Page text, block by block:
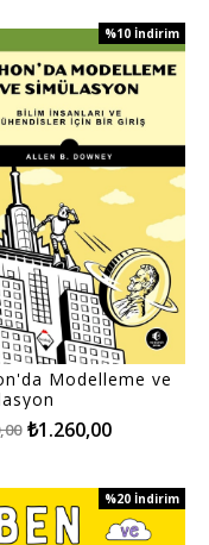
Modelleme ve
₺1.260,00
%10 İndirim
%10İndirim
%20 İndirim
%20İndirim